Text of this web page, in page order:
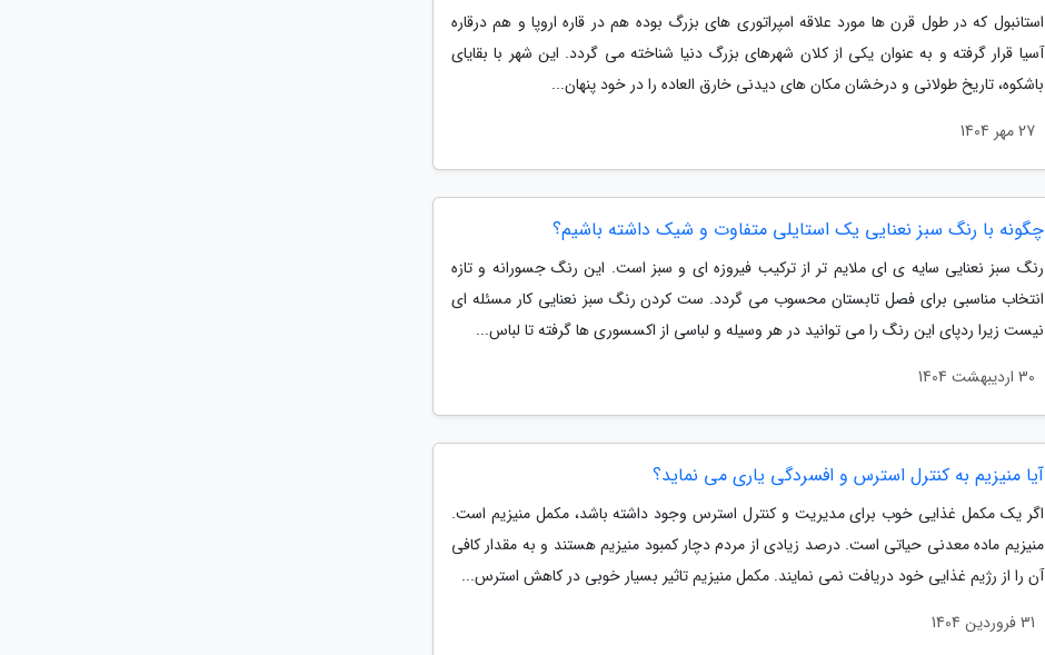
استانبول که در طول قرن ها مورد علاقه امپراتوری های بزرگ بوده هم در قاره اروپا و هم درقاره
آسیا قرار گرفته و به عنوان یکی از کلان شهرهای بزرگ دنیا شناخته می گردد. این شهر با بقایای
باشکوه، تاریخ طولانی و درخشان مکان های دیدنی خارق العاده را در خود پنهان...
27 مهر 1404
چگونه با رنگ سبز نعنایی یک استایلی متفاوت و شیک داشته باشیم؟
رنگ سبز نعنایی سایه ی ای ملایم تر از ترکیب فیروزه ای و سبز است. این رنگ جسورانه و تازه
انتخاب مناسبی برای فصل تابستان محسوب می گردد. ست کردن رنگ سبز نعنایی کار مسئله ای
نیست زیرا ردپای این رنگ را می توانید در هر وسیله و لباسی از اکسسوری ها گرفته تا لباس...
30 اردیبهشت 1404
آیا منیزیم به کنترل استرس و افسردگی یاری می نماید؟
اگر یک مکمل غذایی خوب برای مدیریت و کنترل استرس وجود داشته باشد، مکمل منیزیم است.
منیزیم ماده معدنی حیاتی است. درصد زیادی از مردم دچار کمبود منیزیم هستند و به مقدار کافی
آن را از رژیم غذایی خود دریافت نمی نمایند. مکمل منیزیم تاثیر بسیار خوبی در کاهش استرس...
31 فروردین 1404